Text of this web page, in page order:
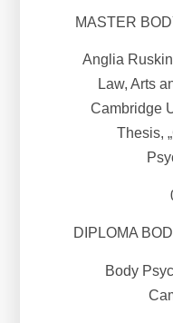
MASTER
Anglia
Law, Arts
Cambridge
Thesis,
DIPLOMA
Body